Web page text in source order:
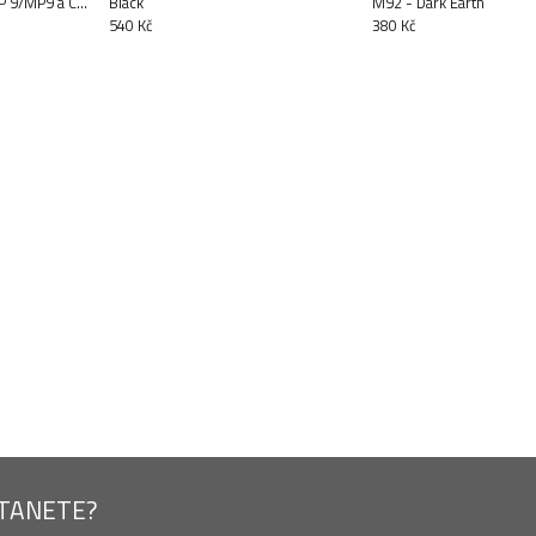
540 Kč
380 Kč